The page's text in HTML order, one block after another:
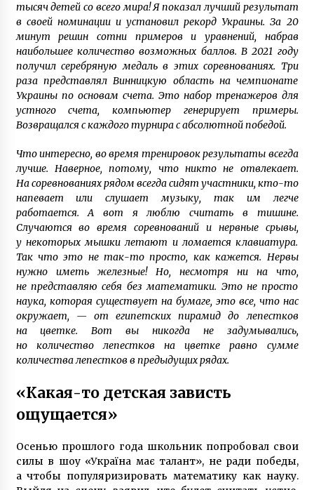
тысяч детей со всего мира! Я показал лучший результат
в своей номинации и установил рекорд Украины. За 20
минут решин сотни примеров и уравнений, набрав
наибольшее количество возможных баллов. В 2021 году
получил серебряную медаль в этих соревнованиях. Три
раза представлял Винницкую область на чемпионате
Украины по основам счета. Это набор тренажеров для
устного счета, компьютер генерирует примеры.
Возвращался с каждого турнира с абсолютной победой.
Что интересно, во время тренировок результаты всегда
лучше. Наверное, потому, что никто не отвлекает.
На соревнованиях рядом всегда сидят участники, кто-то
напевает или слушает музыку, так им легче
работается. А вот я люблю считать в тишине.
Случаются во время соревнований и нервные срывы,
у некоторых мышки летают и ломается клавиатура.
Так что это не так-то просто, как кажется. Нервы
нужно иметь железные! Но, несмотря ни на что,
не представляю себя без математики. Это не просто
наука, которая существует на бумаге, это все, что нас
окружает, — от египетских пирамид до лепестков
на цветке. Вот вы никогда не задумывались,
но количество лепестков на цветке равно сумме
количества лепестков в предыдущих рядах.
«Какая-то детская зависть
ощущается»
Осенью прошлого года школьник попробовал свои
силы в шоу «Україна має талант», не ради победы,
а чтобы популяризировать математику как науку.